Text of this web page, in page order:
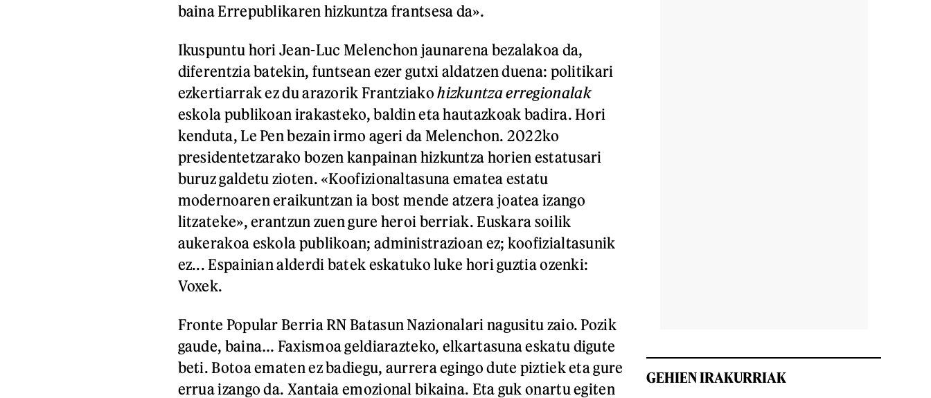
baina Errepublikaren hizkuntza frantsesa da».
Ikuspuntu hori Jean-Luc Melenchon jaunarena bezalakoa da,
diferentzia batekin, funtsean ezer gutxi aldatzen duena: politikari
ezkertiarrak ez du arazorik Frantziakohizkuntza erregionalak
eskola publikoan irakasteko, baldin eta hautazkoak badira. Hori
kenduta, Le Pen bezain irmo ageri da Melenchon. 2022ko
presidentetzarako bozen kanpainan hizkuntza horien estatusari
buruz galdetu zioten. «Koofizionaltasuna ematea estatu
modernoaren eraikuntzan ia bost mende atzera joatea izango
litzateke», erantzun zuen gure heroi berriak. Euskara soilik
aukerakoa eskola publikoan; administrazioan ez; koofizialtasunik
ez... Espainian alderdi batek eskatuko luke hori guztia ozenki:
Voxek.
Fronte Popular Berria RN Batasun Nazionalari nagusitu zaio. Pozik
gaude, baina… Faxismoa geldiarazteko, elkartasuna eskatu digute
beti. Botoa ematen ez badiegu, aurrera egingo dute piztiek eta gure
errua izango da. Xantaia emozional bikaina. Eta guk onartu egiten
GEHIEN IRAKURRIAK